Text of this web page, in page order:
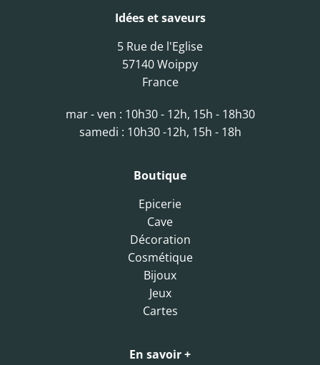
Idées et saveurs
5 Rue de l'Eglise
57140 Woippy
France
mar - ven : 10h30 - 12h, 15h - 18h30
samedi : 10h30 -12h, 15h - 18h
Boutique
Epicerie
Cave
Décoration
Cosmétique
Bijoux
Jeux
Cartes
En savoir +